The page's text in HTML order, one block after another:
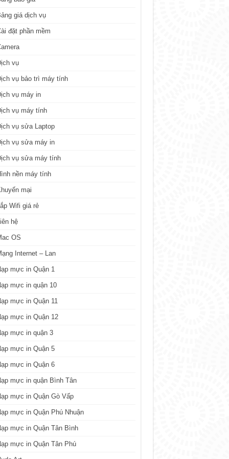
giá dịch vụ
đặt phần mềm
vụ
vụ bảo trì máy tính
vụ máy in
vụ máy tính
vụ sửa Laptop
vụ sửa máy in
vụ sửa máy tính
nền máy tính
mại
Wifi giá rẻ
hệ
OS
Internet – Lan
mực in Quận 1
mực in quận 10
mực in Quận 11
mực in Quận 12
mực in quận 3
mực in Quận 5
mực in Quận 6
mực in quận Bình Tân
mực in Quận Gò Vấp
mực in Quận Phú Nhuận
mực in Quận Tân Bình
mực in Quận Tân Phú